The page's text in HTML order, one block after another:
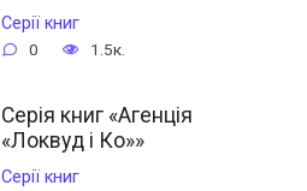
Cерії книг
0 1.5к.
Серія книг «Агенція
«Локвуд і Ко»»
Cерії книг